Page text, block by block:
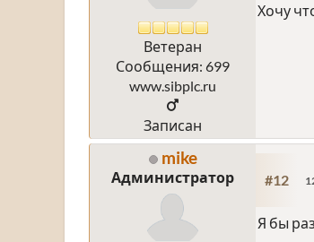
Ветеран
Сообщения: 699
www.sibplc.ru
Записан
Хочу
mike
Администратор #12
Я бы